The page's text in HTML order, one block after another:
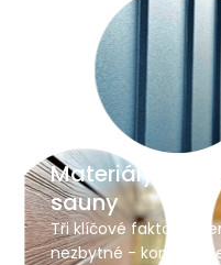
Materiály pro
sauny
Tři klíčové faktory,
nezbytné -